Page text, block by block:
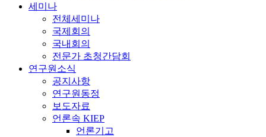
세미나
전체세미나
국제회의
국내회의
전문가 초청간담회
연구원소식
공지사항
연구원동정
보도자료
언론속 KIEP
언론기고